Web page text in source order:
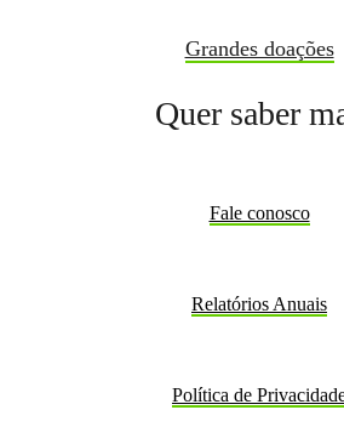
Grandes doações
Quer saber
Fale conosco
Relatórios Anuais
Política de